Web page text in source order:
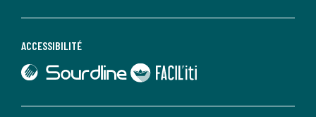
ACCESSIBILITÉ
lien vers Sourdline
lien vers Faciliti